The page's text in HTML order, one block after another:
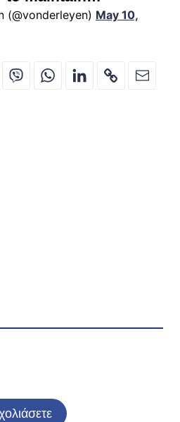
(@vonderleyen) May 10,